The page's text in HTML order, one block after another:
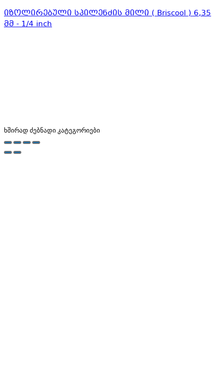
იზოლირებული სპილენძის მილი ( Briscool ) 6,35
მმ - 1/4 inch
ხშირად ძებნადი კატეგორიები